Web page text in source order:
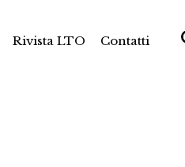
Rivista LTO Contatti